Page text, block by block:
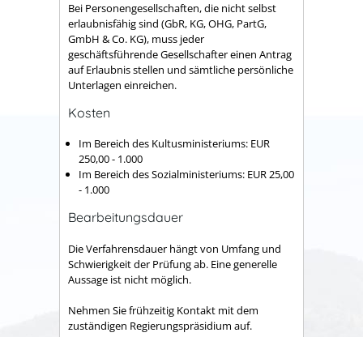
Bei Personengesellschaften, die nicht selbst
erlaubnisfähig sind (GbR, KG, OHG, PartG,
GmbH & Co. KG), muss jeder
geschäftsführende Gesellschafter einen Antrag
auf Erlaubnis stellen und sämtliche persönliche
Unterlagen einreichen.
Kosten
Im Bereich des Kultusministeriums: EUR
250,00 - 1.000
Im Bereich des Sozialministeriums: EUR 25,00
- 1.000
Bearbeitungsdauer
Die Verfahrensdauer hängt von Umfang und
Schwierigkeit der Prüfung ab. Eine generelle
Aussage ist nicht möglich.
Nehmen Sie frühzeitig Kontakt mit dem
zuständigen Regierungspräsidium auf.